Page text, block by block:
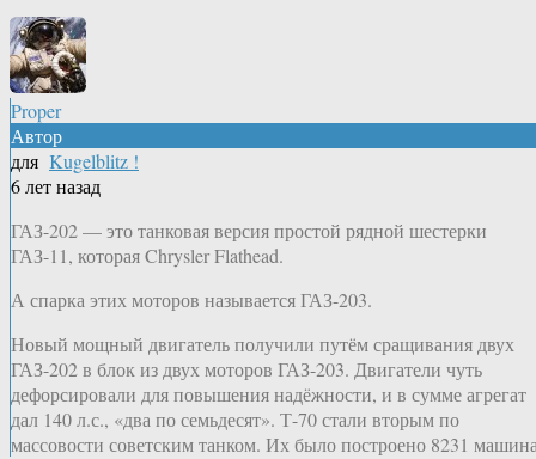
Proper
Автор
для Kugelblitz !
6 лет назад
ГАЗ-202 — это танковая версия простой рядной шестерки
ГАЗ-11, которая Chrysler Flathead.
А спарка этих моторов называется ГАЗ-203.
Новый мощный двигатель получили путём сращивания двух
ГАЗ-202 в блок из двух моторов ГАЗ-203. Двигатели чуть
дефорсировали для повышения надёжности, и в сумме агрегат
дал 140 л.с., «два по семьдесят». Т-70 стали вторым по
массовости советским танком. Их было построено 8231